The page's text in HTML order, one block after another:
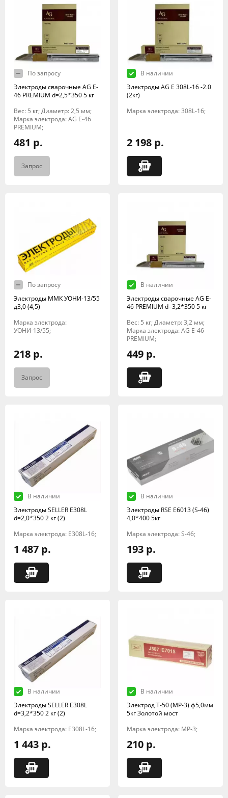
По запросу
Электроды сварочные AG E-
46 PREMIUM d=2,5*350 5 кг
Вес: 5 кг; Диаметр: 2,5 мм;
Марка электрода: AG E-46
PREMIUM;
481 р.
Запрос
В наличии
Электроды AG E 308L-16 -2.0
(2кг)
Марка электрода: 308L-16;
2 198 р.
По запросу
Электроды ММК УОНИ-13/55
д3,0 (4,5)
Марка электрода:
УОНИ-13/55;
218 р.
Запрос
В наличии
Электроды сварочные AG E-
46 PREMIUM d=3,2*350 5 кг
Вес: 5 кг; Диаметр: 3,2 мм;
Марка электрода: AG E-46
PREMIUM;
449 р.
В наличии
Электроды SELLER E308L
d=2,0*350 2 кг (2)
Марка электрода: E308L-16;
1 487 р.
В наличии
Электроды RSE Е6013 (S-46)
4,0*400 5кг
Марка электрода: S-46;
193 р.
В наличии
Электроды SELLER E308L
d=3,2*350 2 кг (2)
Марка электрода: E308L-16;
1 443 р.
В наличии
Электрод Т-50 (МР-3) ф5,0мм
5кг Золотой мост
Марка электрода: МР-3;
210 р.